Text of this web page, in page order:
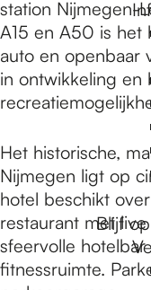
Blijf
station Nijmegen-
A15 en A50 is het
auto en openbaar
in ontwikkeling en
Het historische,
Nijmegen ligt op
hotel beschikt
restaurant met
sfeervolle
fitnessruimte.